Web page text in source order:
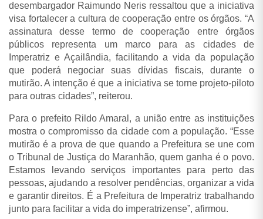
desembargador Raimundo Neris ressaltou que a iniciativa
visa fortalecer a cultura de cooperação entre os órgãos. “A
assinatura desse termo de cooperação entre órgãos
públicos representa um marco para as cidades de
Imperatriz e Açailândia, facilitando a vida da população
que poderá negociar suas dívidas fiscais, durante o
mutirão. A intenção é que a iniciativa se torne projeto-piloto
para outras cidades”, reiterou.
Para o prefeito Rildo Amaral, a união entre as instituições
mostra o compromisso da cidade com a população. “Esse
mutirão é a prova de que quando a Prefeitura se une com
o Tribunal de Justiça do Maranhão, quem ganha é o povo.
Estamos levando serviços importantes para perto das
pessoas, ajudando a resolver pendências, organizar a vida
e garantir direitos. É a Prefeitura de Imperatriz trabalhando
junto para facilitar a vida do imperatrizense”, afirmou.